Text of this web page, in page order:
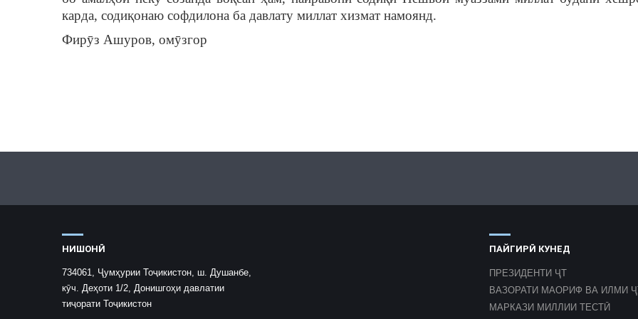
карда, содиқонаю софдилона ба давлату миллат хизмат намоянд.
Фирӯз Ашуров, омӯзгор
НИШОНӢ
734061, Ҷумҳурии Тоҷикистон, ш. Душанбе,
кӯч. Деҳоти 1/2, Донишгоҳи давлатии
тиҷорати Тоҷикистон
ПАЙГИРӢ КУНЕД
ПРЕЗИДЕНТИ ҶТ
ВАЗОРАТИ МАОРИФ ВА ИЛМИ
МАРКАЗИ МИЛЛИИ ТЕСТӢ